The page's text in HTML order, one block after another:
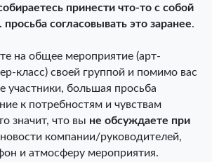
принести что-то с собой
просьба согласовывать это заранее.
на общее мероприятие (арт-
класс) своей группой и помимо вас
участники, большая просьба
к потребностям и чувствам
значит, что вы не обсуждаете при
компании/руководителей,
и атмосферу мероприятия.